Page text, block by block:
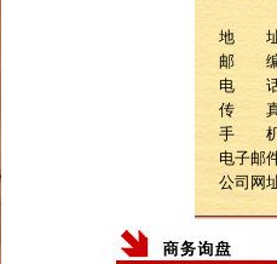
地 址
邮 编
电 话
传 真
手 机
电子邮
公司网